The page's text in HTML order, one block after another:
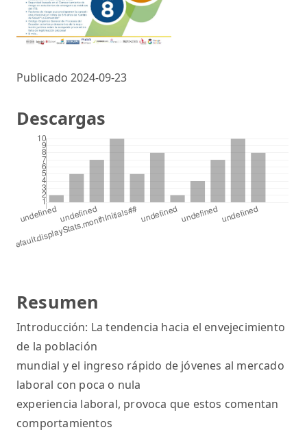
Publicado 2024-09-23
Resumen
Introducción: La tendencia hacia el envejecimiento
de la población
mundial y el ingreso rápido de jóvenes al mercado
laboral con poca o nula
experiencia laboral, provoca que estos comentan
comportamientos
Descargas